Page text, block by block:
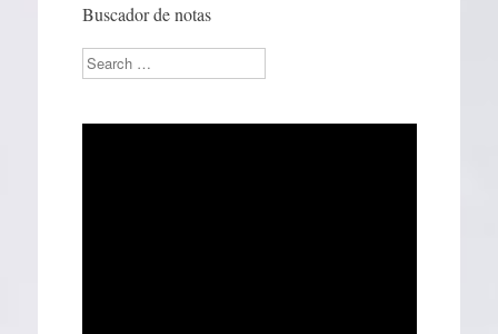
Buscador de notas
Search